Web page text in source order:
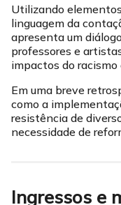
Utilizando
linguagem da
apresenta um
professores e
impactos do
Em uma breve
como a
resistência de
necessidade de
Ingressos e